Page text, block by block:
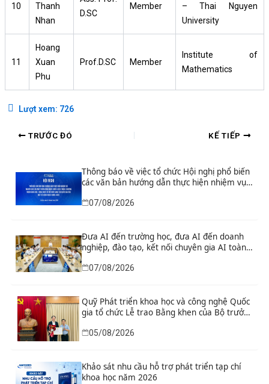
10
Thanh
Nhan
D.SC
Member
– Thai Nguyen
University
11
Hoang
Xuan
Phu
Prof.D.SC Member
Institute of
Mathematics
Lượt xem: 726
TRƯỚC ĐÓ KẾ TIẾP
Thông báo về việc tổ chức Hội nghị phổ biến
các văn bản hướng dẫn thực hiện nhiệm vụ
nghiên cứu và phát triển công nghệ chiến
lược thuộc Chương trình khoa học, công
07/08/2026
Đưa AI đến trường học, đưa AI đến doanh
nghiệp, đào tạo, kết nối chuyên gia AI toàn
cầu
07/08/2026
Quỹ Phát triển khoa học và công nghệ Quốc
gia tổ chức Lễ trao Bằng khen của Bộ trưởng
nhân có thành tích xuất sắc
05/08/2026
Khảo sát nhu cầu hỗ trợ phát triển tạp chí
khoa học năm 2026